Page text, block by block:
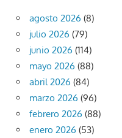
agosto 2026 (8)
julio 2026 (79)
junio 2026 (114)
mayo 2026 (88)
abril 2026 (84)
marzo 2026 (96)
febrero 2026 (88)
enero 2026 (53)